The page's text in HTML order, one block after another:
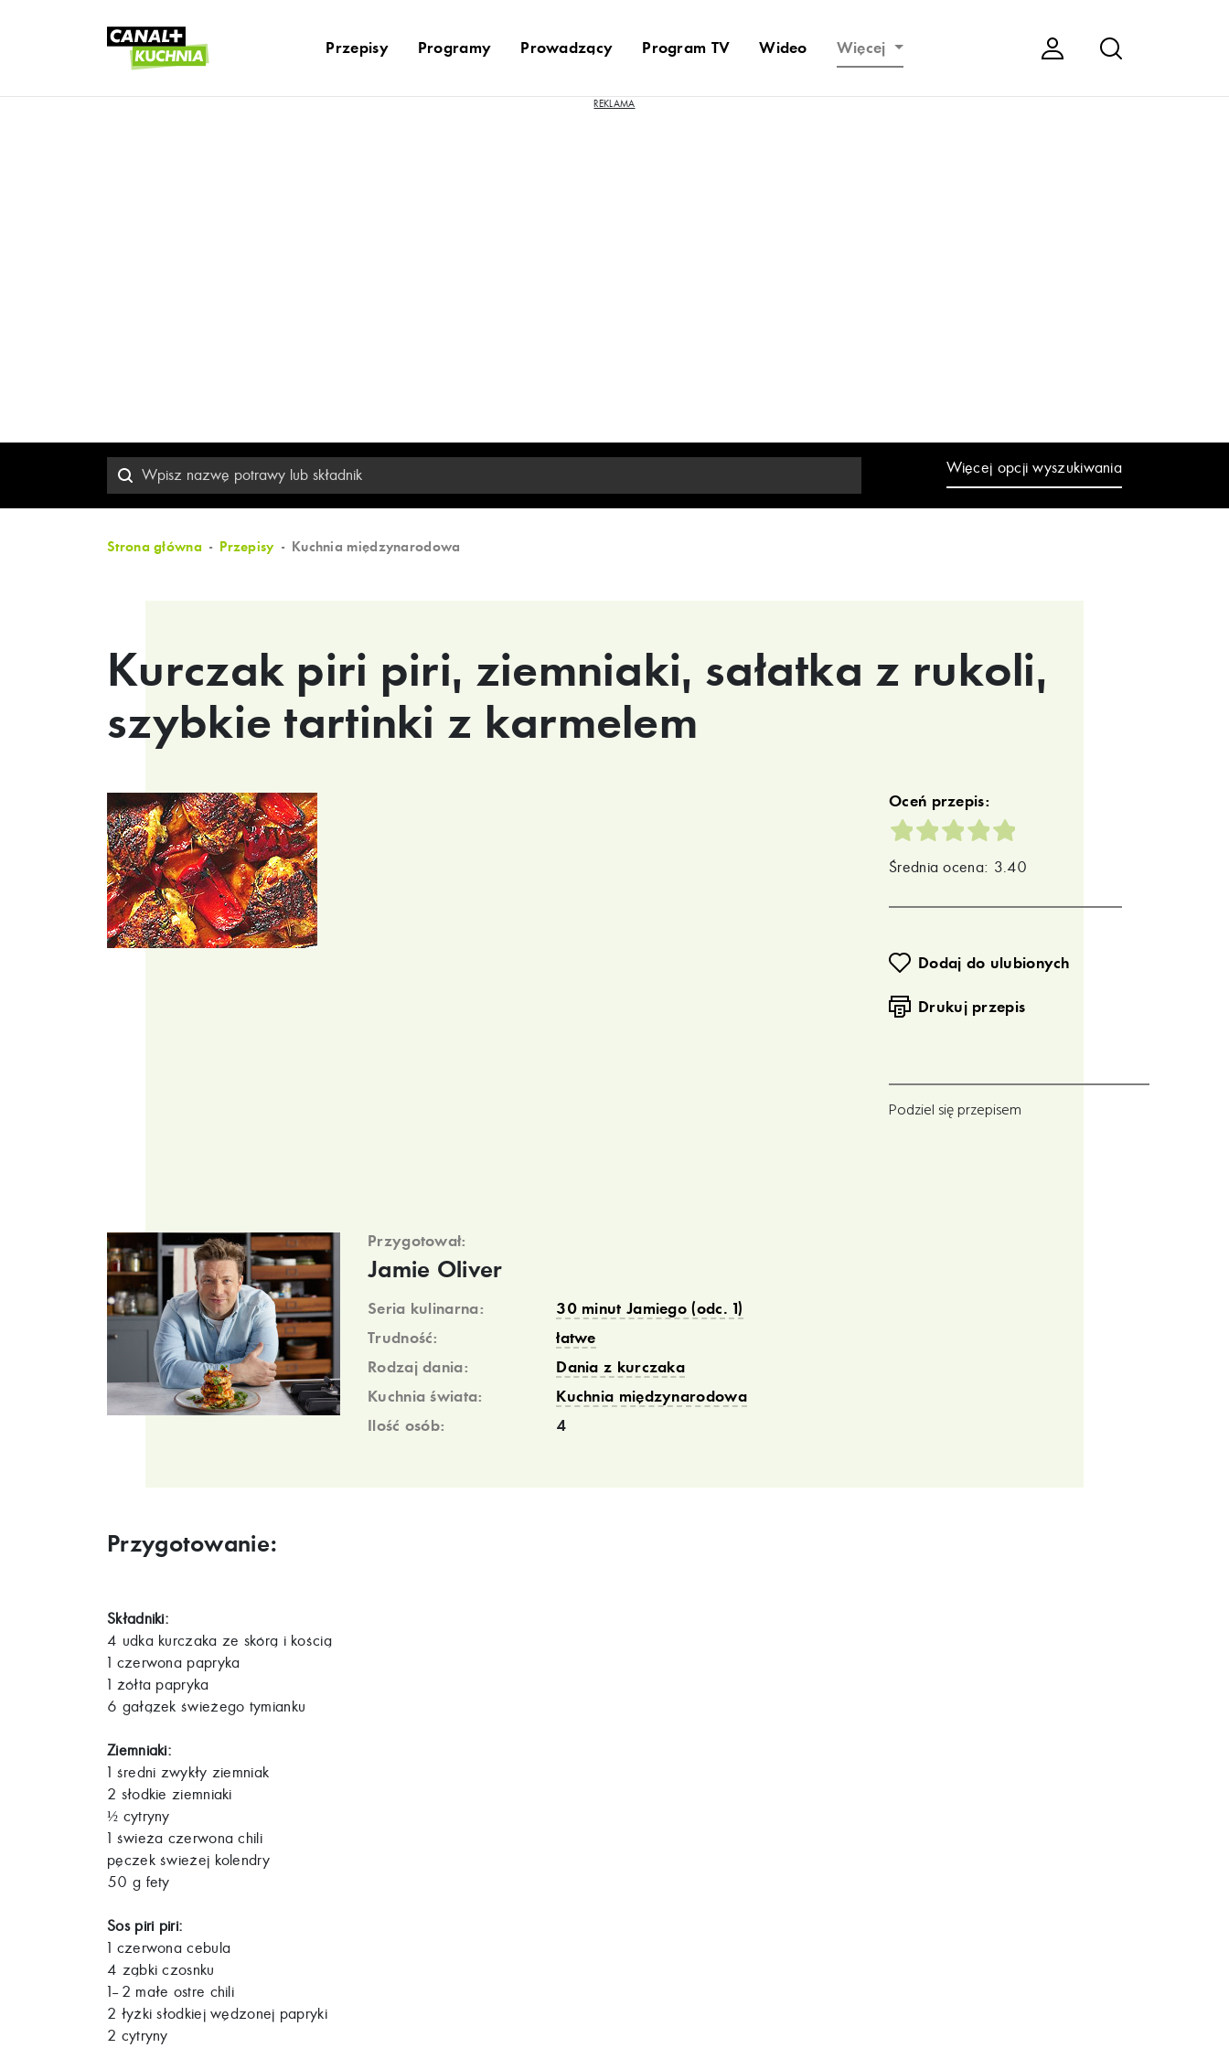
Przepisy Programy Prowadzący Program TV Wideo Więcej
Więcej opcji wyszukiwania
Strona główna Przepisy Kuchnia międzynarodowa
Kurczak piri piri, ziemniaki, sałatka z rukoli,
szybkie tartinki z karmelem
Oceń przepis:
Średnia ocena: 3.40
Dodaj do ulubionych
Drukuj przepis
Podziel się przepisem
Przygotował:
Jamie Oliver
Seria kulinarna:
30 minut Jamiego (odc. 1)
Trudność:
łatwe
Rodzaj dania:
Dania z kurczaka
Kuchnia świata:
Kuchnia międzynarodowa
Ilość osób:
4
Przygotowanie:
Składniki:
4 udka kurczaka ze skórą i kością
1 czerwona papryka
1 żółta papryka
6 gałązek świeżego tymianku
Ziemniaki:
1 średni zwykły ziemniak
2 słodkie ziemniaki
½ cytryny
1 świeża czerwona chili
pęczek świeżej kolendry
50 g fety
Sos piri piri:
1 czerwona cebula
4 ząbki czosnku
1–2 małe ostre chili
2 łyżki słodkiej wędzonej papryki
2 cytryny